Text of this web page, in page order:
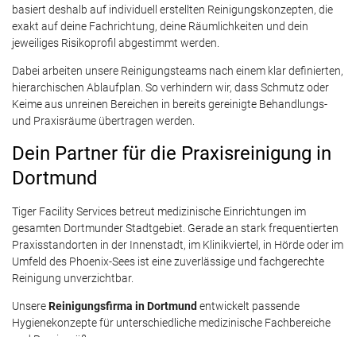
basiert deshalb auf individuell erstellten Reinigungskonzepten, die
exakt auf deine Fachrichtung, deine Räumlichkeiten und dein
jeweiliges Risikoprofil abgestimmt werden.
Dabei arbeiten unsere Reinigungsteams nach einem klar definierten,
hierarchischen Ablaufplan. So verhindern wir, dass Schmutz oder
Keime aus unreinen Bereichen in bereits gereinigte Behandlungs-
und Praxisräume übertragen werden.
Dein Partner für die Praxisreinigung in
Dortmund
Tiger Facility Services betreut medizinische Einrichtungen im
gesamten Dortmunder Stadtgebiet. Gerade an stark frequentierten
Praxisstandorten in der Innenstadt, im Klinikviertel, in Hörde oder im
Umfeld des Phoenix-Sees ist eine zuverlässige und fachgerechte
Reinigung unverzichtbar.
UnsereReinigungsfirma in Dortmund entwickelt passende
Hygienekonzepte für unterschiedliche medizinische Fachbereiche